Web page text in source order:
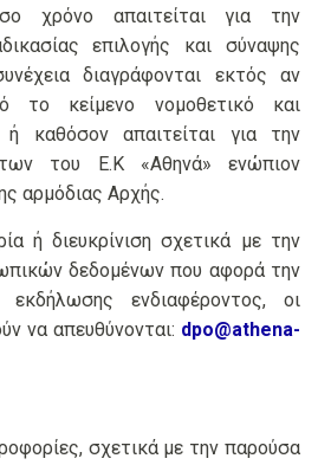
χρόνο απαιτείται για την
επιλογής και σύναψης
διαγράφονται εκτός αν
το κείμενο νομοθετικό και
ή καθόσον απαιτείται για την
του Ε.Κ «Αθηνά» ενώπιον
αρμόδιας Αρχής.
ή διευκρίνιση σχετικά με την
δεδομένων που αφορά την
ενδιαφέροντος, οι
να απευθύνονται: dpo@athena-
σχετικά με την παρούσα